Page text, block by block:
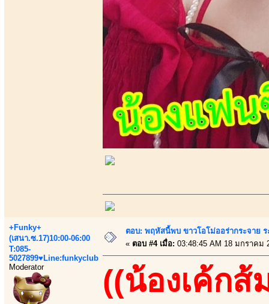
+Funky+
(เสนา.ซ.17)10:00-06:00
T:085-
5027899♥Line:funkyclub
Moderator
ตอบ: พฤหัสนี้พบ ขาวโอโม่ออร่ากระจาย
« ตอบ #4 เมื่อ: 03:48:45 AM 18 มกราคม
((น้องเค้กส้